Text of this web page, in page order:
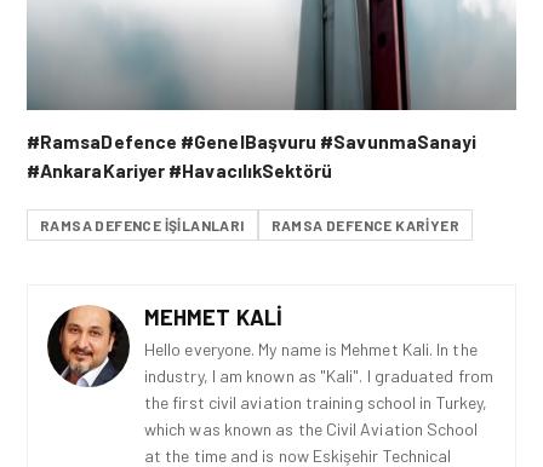
#RamsaDefence #GenelBaşvuru #SavunmaSanayi
#AnkaraKariyer #HavacılıkSektörü
RAMSA DEFENCE IŞILANLARI RAMSA DEFENCE KARIYER
MEHMET KALI
Hello everyone. My name is Mehmet Kali. In the
industry, I am known as "Kali". I graduated from
the first civil aviation training school in Turkey,
which was known as the Civil Aviation School
at the time and is now Eskişehir Technical